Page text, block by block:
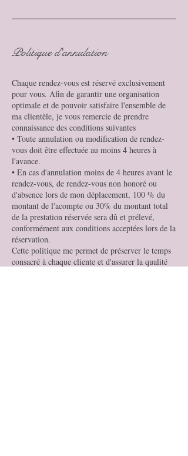
Politique d'annulation
Chaque rendez-vous est réservé exclusivement
pour vous. Afin de garantir une organisation
optimale et de pouvoir satisfaire l'ensemble de
ma clientèle, je vous remercie de prendre
connaissance des conditions suivantes
• Toute annulation ou modification de rendez-
vous doit être effectuée au moins 4 heures à
l'avance.
• En cas d'annulation moins de 4 heures avant le
rendez-vous, de rendez-vous non honoré ou
d'absence lors de mon déplacement, 100 % du
montant de l'acompte ou 30% du montant total
de la prestation réservée sera dû et prélevé,
conformément aux conditions acceptées lors de la
réservation.
Cette politique me permet de préserver le temps
consacré à chaque cliente et d'assurer la qualité